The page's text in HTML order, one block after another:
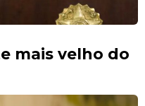
mais velho do